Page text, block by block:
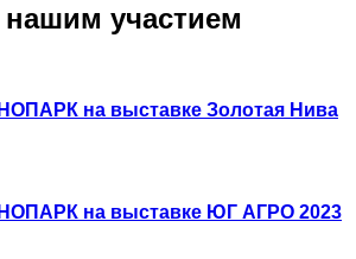
участием
на выставке Золотая Нива
на выставке ЮГ АГРО 2023